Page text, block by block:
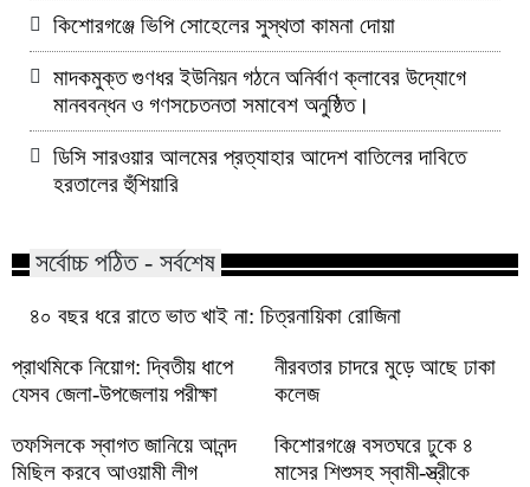
কিশোরগঞ্জে ভিপি সোহেলের সুস্থতা কামনা দোয়া
মাদকমুক্ত গুণধর ইউনিয়ন গঠনে অনির্বাণ ক্লাবের উদ্যোগে
মানববন্ধন ও গণসচেতনতা সমাবেশ অনুষ্ঠিত।
ডিসি সারওয়ার আলমের প্রত্যাহার আদেশ বাতিলের দাবিতে
হরতালের হুঁশিয়ারি
সর্বোচ্চ পঠিত - সর্বশেষ
৪০ বছর ধরে রাতে ভাত খাই না: চিত্রনায়িকা রোজিনা
প্রাথমিকে নিয়োগ: দ্বিতীয় ধাপে
যেসব জেলা-উপজেলায় পরীক্ষা
নীরবতার চাদরে মুড়ে আছে ঢাকা
কলেজ
তফসিলকে স্বাগত জানিয়ে আনন্দ
মিছিল করবে আওয়ামী লীগ
কিশোরগঞ্জে বসতঘরে ঢুকে ৪
মাসের শিশুসহ স্বামী-স্ত্রীকে